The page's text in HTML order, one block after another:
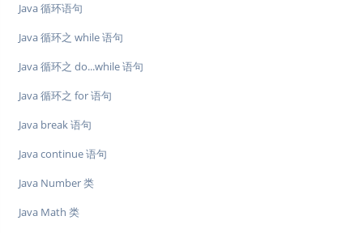
Java 循环语句
Java 循环之 while 语句
Java 循环之 do...while 语句
Java 循环之 for 语句
Java break 语句
Java continue 语句
Java Number 类
Java Math 类